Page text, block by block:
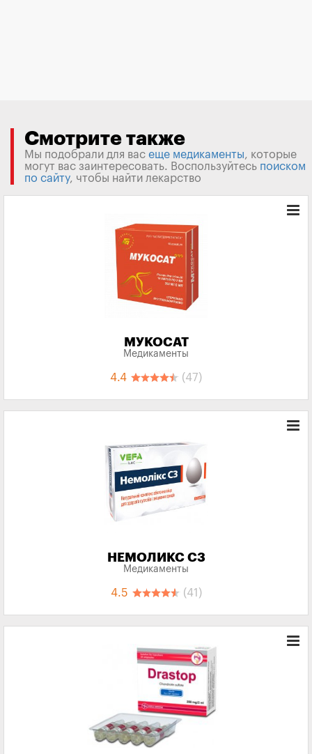
Смотрите также
Мы подобрали для вас еще медикаменты, которые
могут вас заинтересовать. Воспользуйтесь поиском
по сайту, чтобы найти лекарство
МУКОСАТ
Медикаменты
4.4 (47)
НЕМОЛИКС С3
Медикаменты
4.5 (41)